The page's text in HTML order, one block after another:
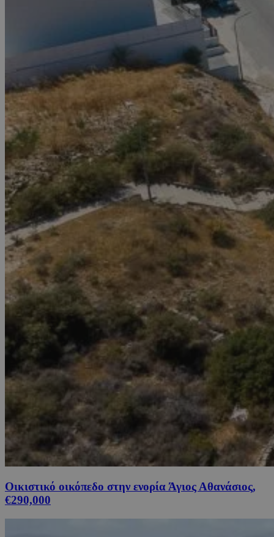
Οικιστικό οικόπεδο στην ενορία Άγιος Αθανάσιος,
€290,000